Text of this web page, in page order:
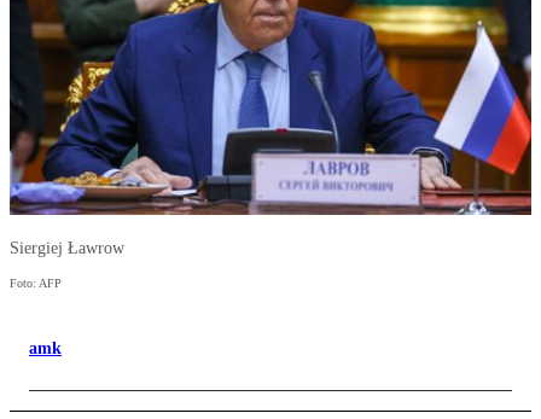
Siergiej Ławrow
Foto: AFP
amk